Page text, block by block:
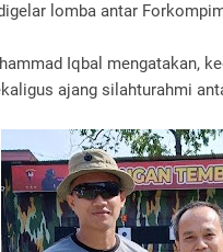
lomba antar
Iqbal mengatakan,
ajang silahturahmi